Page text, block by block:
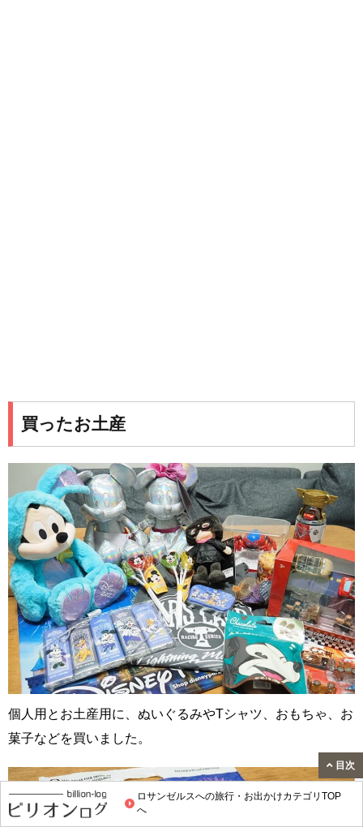
ロサンゼルスへの旅行・お出かけカテゴリTOP
へ
買ったお土産
個人用とお土産用に、ぬいぐるみやTシャツ、おもちゃ、お
菓子などを買いました。
目次